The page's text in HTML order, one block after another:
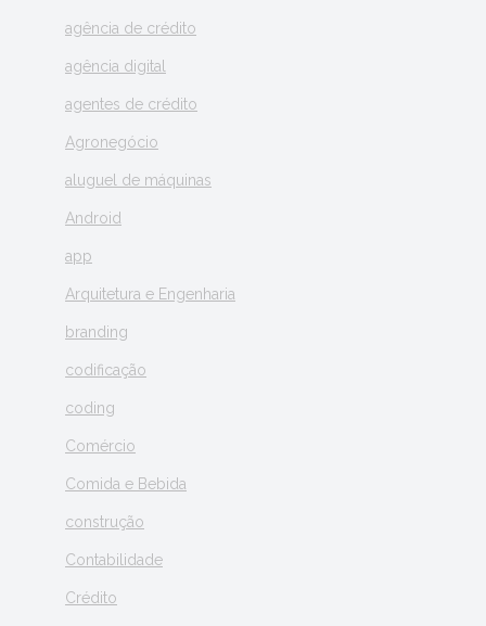
agência de crédito
agência digital
agentes de crédito
Agronegócio
aluguel de máquinas
Android
app
Arquitetura e Engenharia
branding
codificação
coding
Comércio
Comida e Bebida
construção
Contabilidade
Crédito